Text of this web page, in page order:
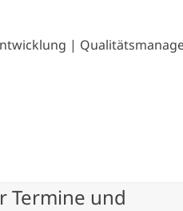
|
Termine und